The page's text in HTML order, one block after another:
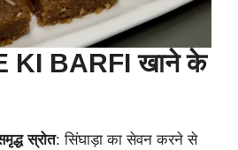
KI BARFI खाने के
स्रोत: सिंघाड़ा का सेवन करने से